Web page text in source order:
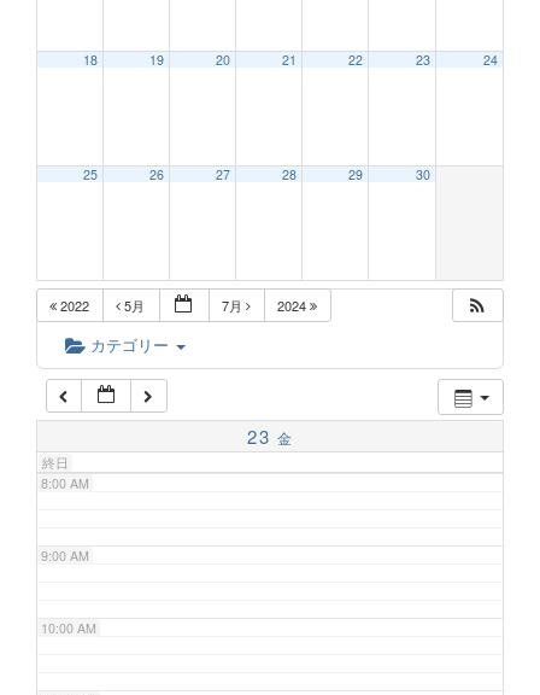
18 19 20 21 22 23 24
25 26 27 28 29 30
2022 5月 7月 2024
カテゴリー
23 金
終日
2:00 AM
6:00 AM
7:00 AM
8:00 AM
9:00 AM
10:00 AM